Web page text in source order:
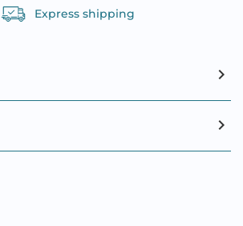
Express shipping